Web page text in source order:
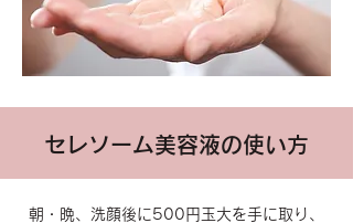
セレソーム美容液の使い方
朝・晩、洗顔後に500円玉大を手に取り、